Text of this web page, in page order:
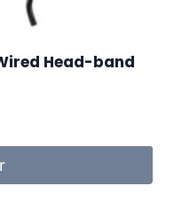
Head-band